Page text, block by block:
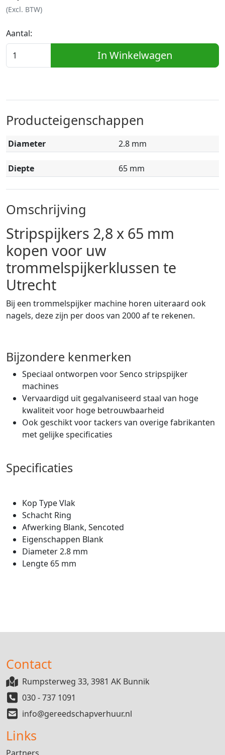
(Excl. BTW)
Aantal:
In Winkelwagen
Producteigenschappen
Diameter 2.8 mm
Diepte 65 mm
Omschrijving
Stripspijkers 2,8 x 65 mm
kopen voor uw
trommelspijkerklussen te
Utrecht
Bij een trommelspijker machine horen uiteraard ook
nagels, deze zijn per doos van 2000 af te rekenen.
Bijzondere kenmerken
Speciaal ontworpen voor Senco stripspijker
machines
Vervaardigd uit gegalvaniseerd staal van hoge
kwaliteit voor hoge betrouwbaarheid
Ook geschikt voor tackers van overige fabrikanten
met gelijke specificaties
Specificaties
Kop Type Vlak
Schacht Ring
Afwerking Blank, Sencoted
Eigenschappen Blank
Diameter 2.8 mm
Lengte 65 mm
Contact
Rumpsterweg 33, 3981 AK Bunnik
030 - 737 1091
info@gereedschapverhuur.nl
Links
Partners